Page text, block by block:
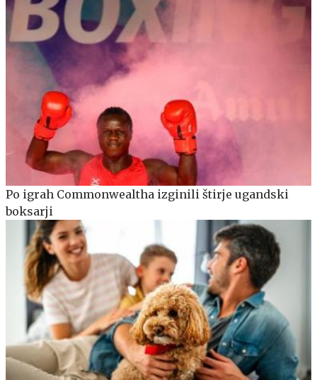
Po igrah Commonwealtha izginili štirje ugandski
boksarji